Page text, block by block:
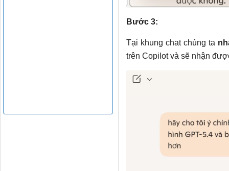
Bước 3:
Tại khung chat chúng ta
trên Copilot và sẽ nhận